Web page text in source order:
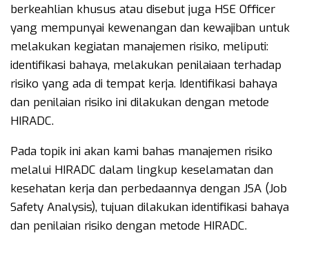
berkeahlian khusus atau disebut juga HSE Officer
yang mempunyai kewenangan dan kewajiban untuk
melakukan kegiatan manajemen risiko, meliputi:
identifikasi bahaya, melakukan penilaiaan terhadap
risiko yang ada di tempat kerja. Identifikasi bahaya
dan penilaian risiko ini dilakukan dengan metode
HIRADC.
Pada topik ini akan kami bahas manajemen risiko
melalui HIRADC dalam lingkup keselamatan dan
kesehatan kerja dan perbedaannya dengan JSA (Job
Safety Analysis), tujuan dilakukan identifikasi bahaya
dan penilaian risiko dengan metode HIRADC.